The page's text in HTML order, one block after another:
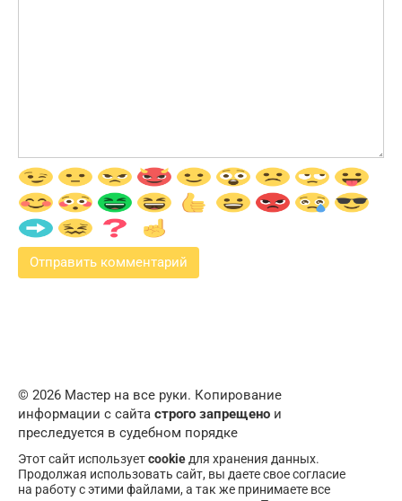
© 2026 Мастер на все руки. Копирование
информации с сайта строго запрещено и
преследуется в судебном порядке
Этот сайт используетcookieдля хранения данных.
Продолжая использовать сайт, вы даете свое согласие
на работу с этими файлами, а так же принимаете все